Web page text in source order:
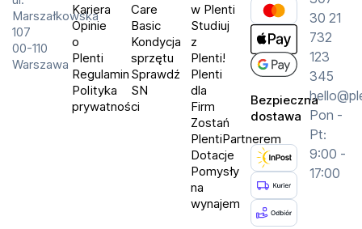
Marszałkowska
107
00-110
Warszawa
Kariera
Opinie
o
Plenti
Regulamin
Polityka
prywatności
Care
Basic
Kondycja
sprzętu
Sprawdź
SN
w Plenti
Studiuj
z
Plenti!
Plenti
dla
Firm
Zostań
PlentiPartnerem
Dotacje
Pomysły
na
wynajem
Bezpieczna
dostawa
30 21
732
123
345
Pon -
Pt:
9:00 -
17:00